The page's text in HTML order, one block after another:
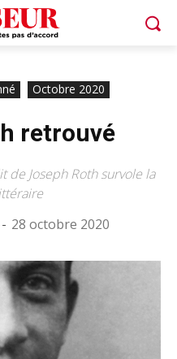
Octobre 2020
retrouvé
Joseph Roth survole la
- 28 octobre 2020